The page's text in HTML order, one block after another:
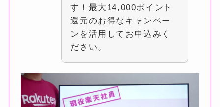
す！最大14,000ポイント
還元のお得なキャンペー
ンを活用してお申込みく
ださい。